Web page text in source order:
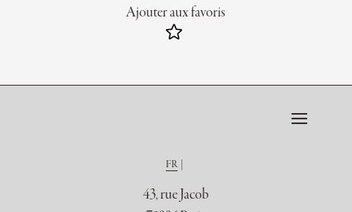
Ajouter aux favoris
FR
43, rue Jacob